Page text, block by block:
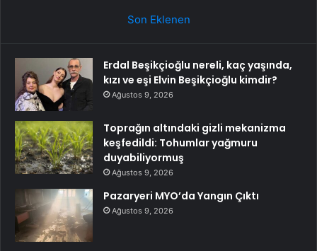
Son Eklenen
Erdal Beşikçioğlu nereli, kaç yaşında,
kızı ve eşi Elvin Beşikçioğlu kimdir?
Ağustos 9, 2026
Toprağın altındaki gizli mekanizma
keşfedildi: Tohumlar yağmuru
duyabiliyormuş
Ağustos 9, 2026
Pazaryeri MYO’da Yangın Çıktı
Ağustos 9, 2026